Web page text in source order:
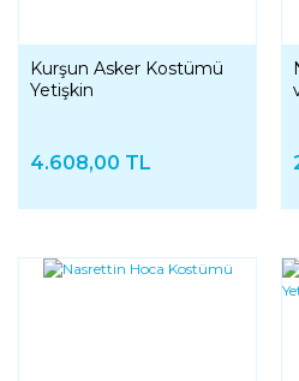
Kurşun Asker Kostümü
Yetişkin
4.608,00 TL